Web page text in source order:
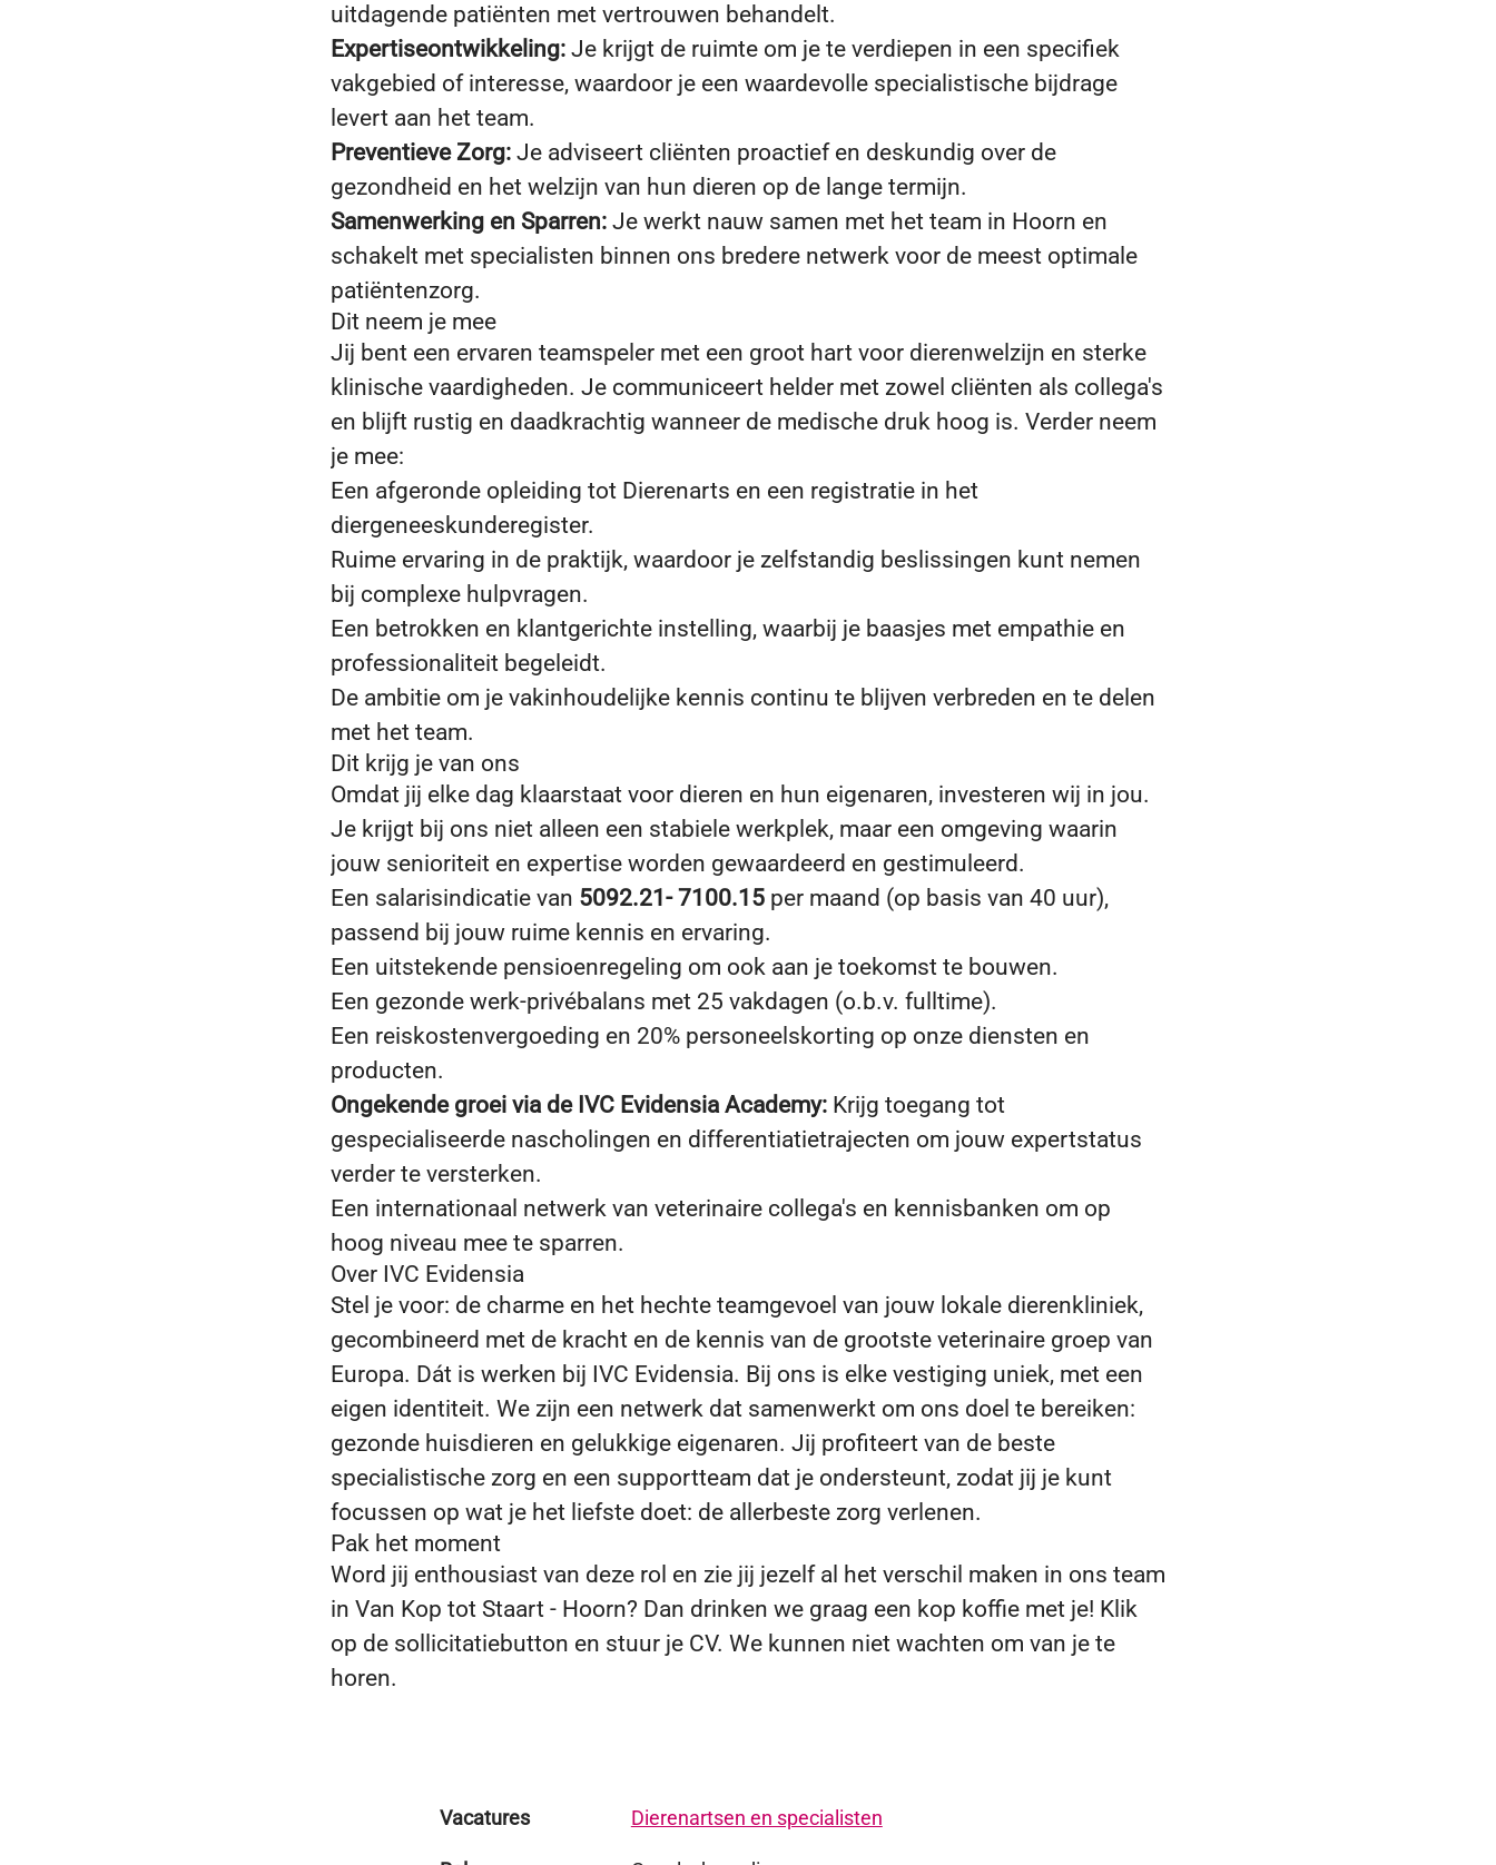
uitdagende patiënten met vertrouwen behandelt.
Expertiseontwikkeling: Je krijgt de ruimte om je te verdiepen in een specifiek
vakgebied of interesse, waardoor je een waardevolle specialistische bijdrage
levert aan het team.
Preventieve Zorg: Je adviseert cliënten proactief en deskundig over de
gezondheid en het welzijn van hun dieren op de lange termijn.
Samenwerking en Sparren: Je werkt nauw samen met het team in Hoorn en
schakelt met specialisten binnen ons bredere netwerk voor de meest optimale
patiëntenzorg.
Dit neem je mee
Jij bent een ervaren teamspeler met een groot hart voor dierenwelzijn en sterke
klinische vaardigheden. Je communiceert helder met zowel cliënten als collega's
en blijft rustig en daadkrachtig wanneer de medische druk hoog is. Verder neem
je mee:
Een afgeronde opleiding tot Dierenarts en een registratie in het
diergeneeskunderegister.
Ruime ervaring in de praktijk, waardoor je zelfstandig beslissingen kunt nemen
bij complexe hulpvragen.
Een betrokken en klantgerichte instelling, waarbij je baasjes met empathie en
professionaliteit begeleidt.
De ambitie om je vakinhoudelijke kennis continu te blijven verbreden en te delen
met het team.
Dit krijg je van ons
Omdat jij elke dag klaarstaat voor dieren en hun eigenaren, investeren wij in jou.
Je krijgt bij ons niet alleen een stabiele werkplek, maar een omgeving waarin
jouw senioriteit en expertise worden gewaardeerd en gestimuleerd.
Een salarisindicatie van 5092.21- 7100.15 per maand (op basis van 40 uur),
passend bij jouw ruime kennis en ervaring.
Een uitstekende pensioenregeling om ook aan je toekomst te bouwen.
Een gezonde werk-privébalans met 25 vakdagen (o.b.v. fulltime).
Een reiskostenvergoeding en 20% personeelskorting op onze diensten en
producten.
Ongekende groei via de IVC Evidensia Academy: Krijg toegang tot
gespecialiseerde nascholingen en differentiatietrajecten om jouw expertstatus
verder te versterken.
Een internationaal netwerk van veterinaire collega's en kennisbanken om op
hoog niveau mee te sparren.
Over IVC Evidensia
Stel je voor: de charme en het hechte teamgevoel van jouw lokale dierenkliniek,
gecombineerd met de kracht en de kennis van de grootste veterinaire groep van
Europa. Dát is werken bij IVC Evidensia. Bij ons is elke vestiging uniek, met een
eigen identiteit. We zijn een netwerk dat samenwerkt om ons doel te bereiken:
gezonde huisdieren en gelukkige eigenaren. Jij profiteert van de beste
specialistische zorg en een supportteam dat je ondersteunt, zodat jij je kunt
focussen op wat je het liefste doet: de allerbeste zorg verlenen.
Pak het moment
Word jij enthousiast van deze rol en zie jij jezelf al het verschil maken in ons team
in Van Kop tot Staart - Hoorn? Dan drinken we graag een kop koffie met je! Klik
op de sollicitatiebutton en stuur je CV. We kunnen niet wachten om van je te
horen.
Vacatures Dierenartsen en specialisten